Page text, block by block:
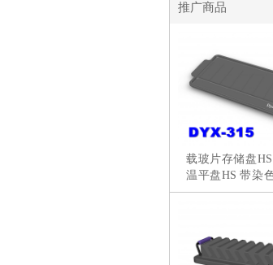
推广商品
载玻片存储盘
温平盘HS 带染
分拣